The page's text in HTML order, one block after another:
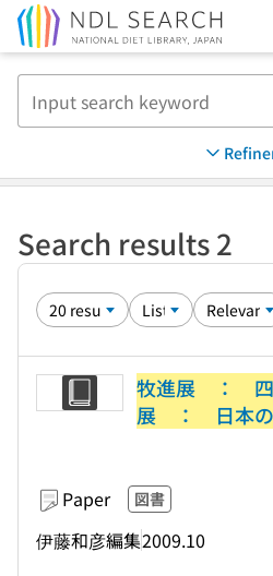
Search results 2
牧進展 ：
展 ： 日本
Paper 図書
伊藤和彦編集2009.10